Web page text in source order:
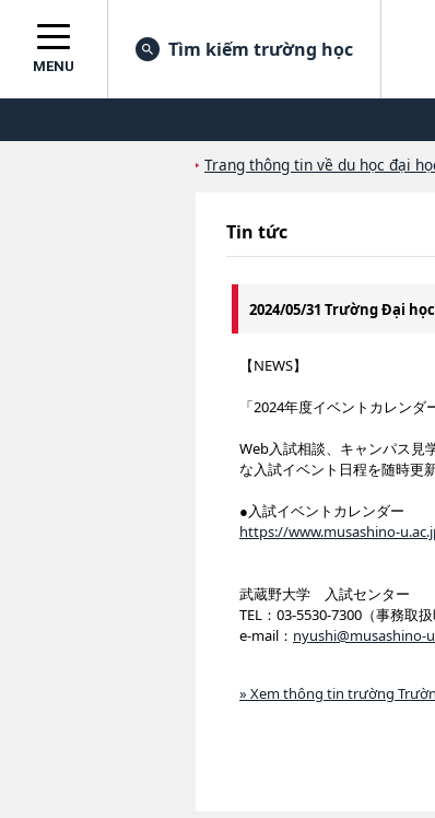
MENU
Tìm kiếm trường học
Trang thông tin về du học đại
Tin tức
2024/05/31 Trường Đại
【NEWS】
「2024年度イベントカレンダ
Web入試相談、キャンパス見
な入試イベント日程を随時更
●入試イベントカレンダー
https://www.musashino-
武蔵野大学 入試センター
TEL：03-5530-7300（事務取
e-mail： nyushi@musashino-
» Xem thông tin trường